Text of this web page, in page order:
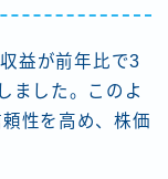
益が前年比で3
ました。このよ
性を高め、株価